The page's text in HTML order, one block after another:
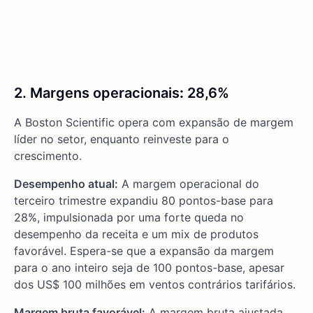
2. Margens operacionais: 28,6%
A Boston Scientific opera com expansão de margem
líder no setor, enquanto reinveste para o
crescimento.
Desempenho atual: A margem operacional do
terceiro trimestre expandiu 80 pontos-base para
28%, impulsionada por uma forte queda no
desempenho da receita e um mix de produtos
favorável. Espera-se que a expansão da margem
para o ano inteiro seja de 100 pontos-base, apesar
dos US$ 100 milhões em ventos contrários tarifários.